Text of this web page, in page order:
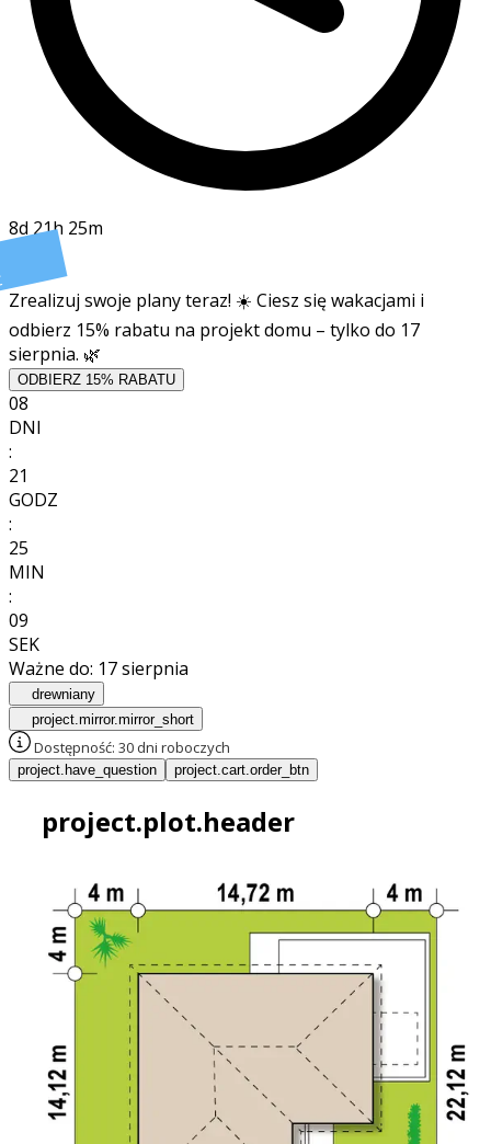
8d 21h 25m
Zrealizuj swoje plany teraz! ☀️ Ciesz się wakacjami i
odbierz 15% rabatu na projekt domu – tylko do 17
sierpnia. 🌿
ODBIERZ 15% RABATU
08
DNI
:
21
GODZ
:
25
MIN
:
07
SEK
Ważne do: 17 sierpnia
drewniany
project.mirror.mirror_short
Dostępność: 30 dni roboczych
project.have_question project.cart.order_btn
project.plot.header